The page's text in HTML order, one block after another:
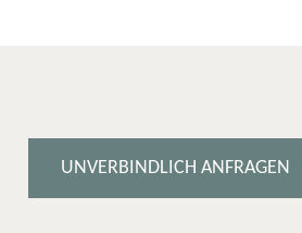
UNVERBINDLICH ANFRAGEN